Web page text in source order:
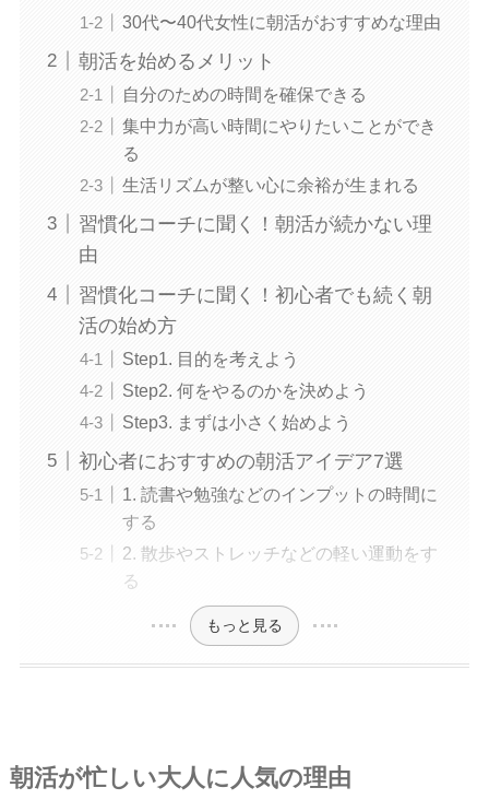
30代〜40代女性に朝活がおすすめな理由
朝活を始めるメリット
自分のための時間を確保できる
集中力が高い時間にやりたいことができ
る
生活リズムが整い心に余裕が生まれる
習慣化コーチに聞く！朝活が続かない理
由
習慣化コーチに聞く！初心者でも続く朝
活の始め方
Step1. 目的を考えよう
Step2. 何をやるのかを決めよう
Step3. まずは小さく始めよう
初心者におすすめの朝活アイデア7選
1. 読書や勉強などのインプットの時間に
する
2. 散歩やストレッチなどの軽い運動をす
る
もっと見る
朝活が忙しい大人に人気の理由